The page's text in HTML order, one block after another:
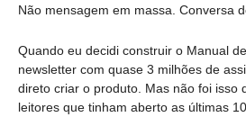
Não mensagem em massa. Conversa
Quando eu decidi construir o Manual
newsletter com quase 3 milhões de
direto criar o produto. Mas não foi isso
leitores que tinham aberto as últimas